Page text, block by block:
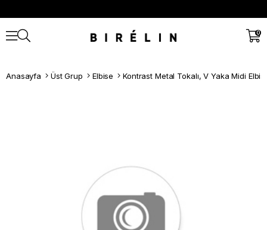
0
Anasayfa Üst Grup Elbise Kontrast Metal Tokalı, V Yaka Midi